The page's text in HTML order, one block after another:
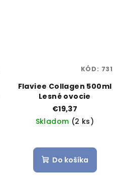
Flaviee Collagen 500ml
Lesné ovocie
€19,37
Skladom (2 ks)
Do košíka
KÓD: 731